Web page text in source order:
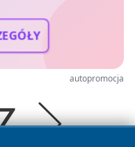
autopromocja